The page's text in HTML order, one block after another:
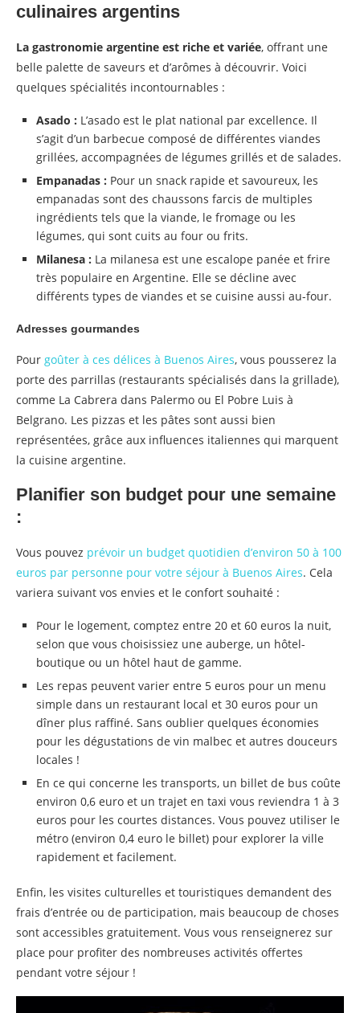
culinaires argentins
La gastronomie argentine est riche et variée, offrant une
belle palette de saveurs et d’arômes à découvrir. Voici
quelques spécialités incontournables :
Asado : L’asado est le plat national par excellence. Il
s’agit d’un barbecue composé de différentes viandes
grillées, accompagnées de légumes grillés et de salades.
Empanadas : Pour un snack rapide et savoureux, les
empanadas sont des chaussons farcis de multiples
ingrédients tels que la viande, le fromage ou les
légumes, qui sont cuits au four ou frits.
Milanesa : La milanesa est une escalope panée et frire
très populaire en Argentine. Elle se décline avec
différents types de viandes et se cuisine aussi au-four.
Adresses gourmandes
Pour goûter à ces délices à Buenos Aires, vous pousserez la
porte des parrillas (restaurants spécialisés dans la grillade),
comme La Cabrera dans Palermo ou El Pobre Luis à
Belgrano. Les pizzas et les pâtes sont aussi bien
représentées, grâce aux influences italiennes qui marquent
la cuisine argentine.
Planifier son budget pour une semaine
:
Vous pouvez prévoir un budget quotidien d’environ 50 à 100
euros par personne pour votre séjour à Buenos Aires. Cela
variera suivant vos envies et le confort souhaité :
Pour le logement, comptez entre 20 et 60 euros la nuit,
selon que vous choisissiez une auberge, un hôtel-
boutique ou un hôtel haut de gamme.
Les repas peuvent varier entre 5 euros pour un menu
simple dans un restaurant local et 30 euros pour un
dîner plus raffiné. Sans oublier quelques économies
pour les dégustations de vin malbec et autres douceurs
locales !
En ce qui concerne les transports, un billet de bus coûte
environ 0,6 euro et un trajet en taxi vous reviendra 1 à 3
euros pour les courtes distances. Vous pouvez utiliser le
métro (environ 0,4 euro le billet) pour explorer la ville
rapidement et facilement.
Enfin, les visites culturelles et touristiques demandent des
frais d’entrée ou de participation, mais beaucoup de choses
sont accessibles gratuitement. Vous vous renseignerez sur
place pour profiter des nombreuses activités offertes
pendant votre séjour !